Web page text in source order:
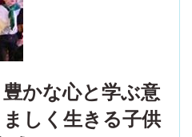
豊かな心と学ぶ意
しく生きる子供